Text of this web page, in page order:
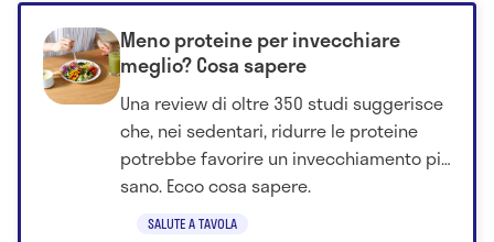
SALUTE A TAVOLA
Meno proteine per invecchiare
meglio? Cosa sapere
Una review di oltre 350 studi suggerisce
che, nei sedentari, ridurre le proteine
potrebbe favorire un invecchiamento più
sano. Ecco cosa sapere.